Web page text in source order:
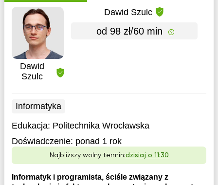
Dawid
Szulc
Dawid Szulc
od 98 zł/60 min
Informatyka
Edukacja: Politechnika Wrocławska
Doświadczenie: ponad 1 rok
Najbliższy wolny termin:dzisiaj o 11:30
Informatyk i programista, ściśle związany z